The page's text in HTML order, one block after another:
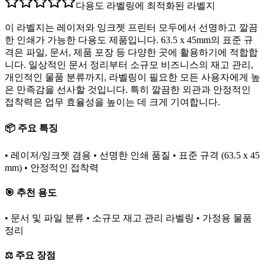
다용도 라벨링에 최적화된 라벨지
이 라벨지는 레이저와 잉크젯 프린터 모두에서 선명하고 깔끔
한 인쇄가 가능한 다용도 제품입니다. 63.5 x 45mm의 표준 규
격은 파일, 문서, 제품 포장 등 다양한 곳에 활용하기에 적합합
니다. 일상적인 문서 정리부터 소규모 비즈니스의 재고 관리,
개인적인 물품 분류까지, 라벨링이 필요한 모든 사용자에게 높
은 만족감을 선사할 것입니다. 특히 깔끔한 외관과 안정적인
접착력은 업무 효율성을 높이는 데 크게 기여합니다.
📦 주요 특징
• 레이저/잉크젯 겸용 • 선명한 인쇄 품질 • 표준 규격 (63.5 x 45
mm) • 안정적인 접착력
🎯 추천 용도
• 문서 및 파일 분류 • 소규모 재고 관리 라벨링 • 가정용 물품
정리
⚖️ 주요 장점